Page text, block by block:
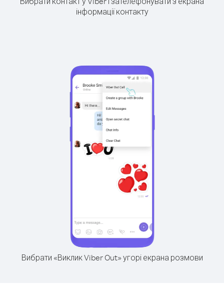
інформації контакту
Вибрати «Виклик Viber Out» угорі екрана розмови